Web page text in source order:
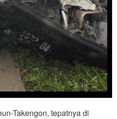
Takengon, tepatnya di